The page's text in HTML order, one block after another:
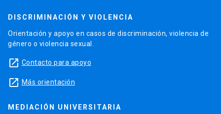
DISCRIMINACIÓN Y VIOLENCIA
Orientación y apoyo en casos de discriminación, violencia de
género o violencia sexual.
launch Contacto para apoyo
launch Más orientación
MEDIACIÓN UNIVERSITARIA